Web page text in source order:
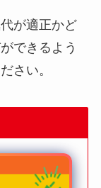
が適正かど
できるよう
さい。